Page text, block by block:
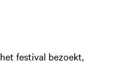
festival bezoekt,